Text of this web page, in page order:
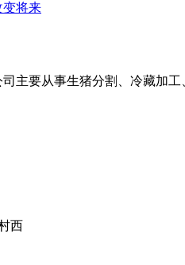
变将来
主要从事生猪分割、冷藏加
西